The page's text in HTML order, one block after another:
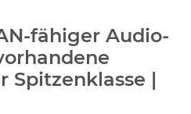
fähiger Audio-
Spitzenklasse |